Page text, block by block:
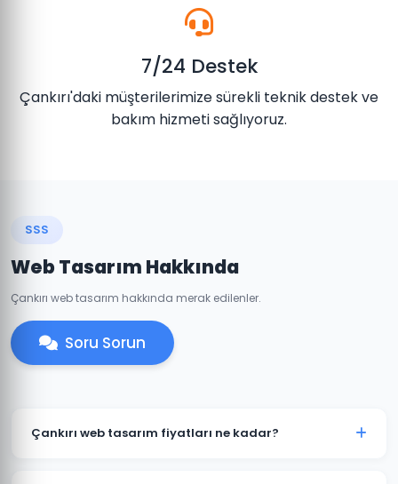
7/24 Destek
Çankırı'daki müşterilerimize sürekli teknik destek ve
bakım hizmeti sağlıyoruz.
SSS
Web Tasarım Hakkında
Çankırı web tasarım hakkında merak edilenler.
Soru Sorun
Çankırı web tasarım fiyatları ne kadar?